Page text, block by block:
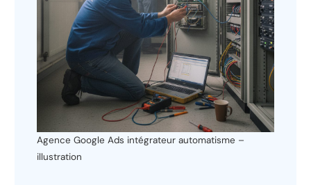
Agence Google Ads intégrateur automatisme –
illustration